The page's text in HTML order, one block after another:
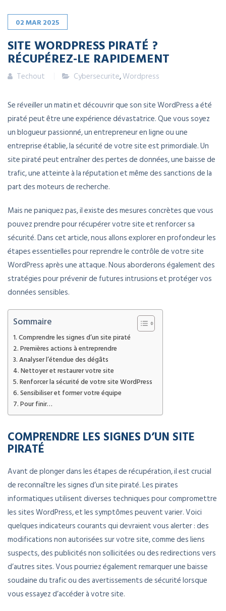
02MAR2025
SITE WORDPRESS PIRATÉ ?
RÉCUPÉREZ-LE RAPIDEMENT
Techout Cybersecurite,Wordpress
Se réveiller un matin et découvrir que son site WordPress a été
piraté peut être une expérience dévastatrice. Que vous soyez
un blogueur passionné, un entrepreneur en ligne ou une
entreprise établie, la sécurité de votre site est primordiale. Un
site piraté peut entraîner des pertes de données, une baisse de
trafic, une atteinte à la réputation et même des sanctions de la
part des moteurs de recherche.
Mais ne paniquez pas, il existe des mesures concrètes que vous
pouvez prendre pour récupérer votre site et renforcer sa
sécurité. Dans cet article, nous allons explorer en profondeur les
étapes essentielles pour reprendre le contrôle de votre site
WordPress après une attaque. Nous aborderons également des
stratégies pour prévenir de futures intrusions et protéger vos
données sensibles.
Sommaire
Comprendre les signes d’un site piraté
Premières actions à entreprendre
Analyser l’étendue des dégâts
Nettoyer et restaurer votre site
Renforcer la sécurité de votre site WordPress
Sensibiliser et former votre équipe
Pour finir…
COMPRENDRE LES SIGNES D’UN SITE
PIRATÉ
Avant de plonger dans les étapes de récupération, il est crucial
de reconnaître les signes d’un site piraté. Les pirates
informatiques utilisent diverses techniques pour compromettre
les sites WordPress, et les symptômes peuvent varier. Voici
quelques indicateurs courants qui devraient vous alerter : des
modifications non autorisées sur votre site, comme des liens
suspects, des publicités non sollicitées ou des redirections vers
d’autres sites. Vous pourriez également remarquer une baisse
soudaine du trafic ou des avertissements de sécurité lorsque
vous essayez d’accéder à votre site.